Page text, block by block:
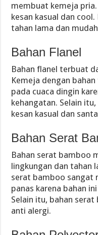
membuat kemeja
kesan kasual dan
tahan lama dan
Bahan Flanel
Bahan flanel terbuat
Kemeja dengan
pada cuaca dingin
kehangatan. Selain
kesan kasual dan
Bahan Serat
Bahan serat bamboo
lingkungan dan tahan
serat bamboo sangat
panas karena bahan
Selain itu, bahan
anti alergi.